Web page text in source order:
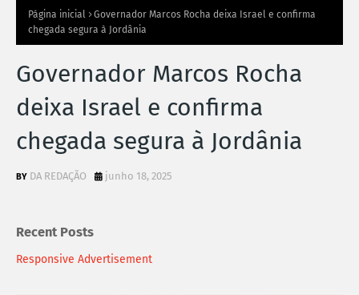
Página inicial
Governador Marcos Rocha deixa Israel e confirma
chegada segura à Jordânia
Governador Marcos Rocha
deixa Israel e confirma
chegada segura à Jordânia
DA REDAÇÃO junho 18, 2025
Recent Posts
Responsive Advertisement